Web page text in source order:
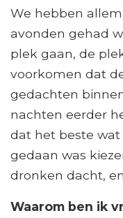
We hebben
avonden gehad
plek gaan, de
voorkomen dat
gedachten
nachten eerder
dat het beste
gedaan was
dronken dacht,
Waarom ben ik